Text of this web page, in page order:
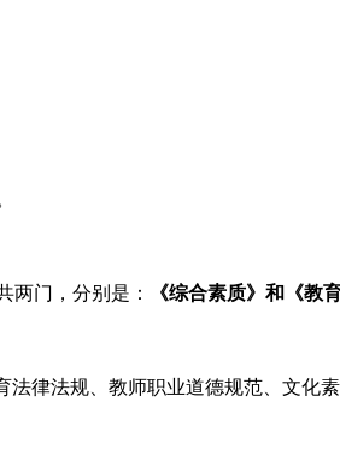
两门，分别是： 《综合素质》和《教
律法规、教师职业道德规范、文化